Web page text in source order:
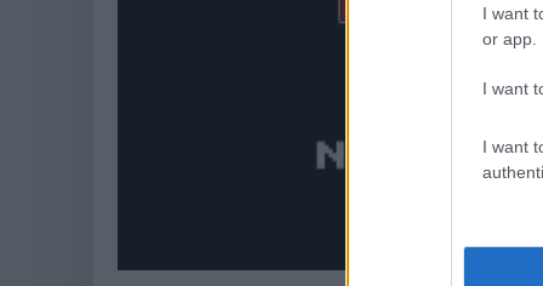
I want
or app.
I want
I want